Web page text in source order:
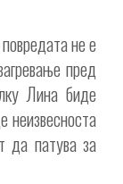
не е
пред
Лина биде
неизвесноста
да патува за